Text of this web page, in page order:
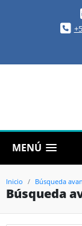
MENÚ
Inicio Búsqueda
Búsqueda